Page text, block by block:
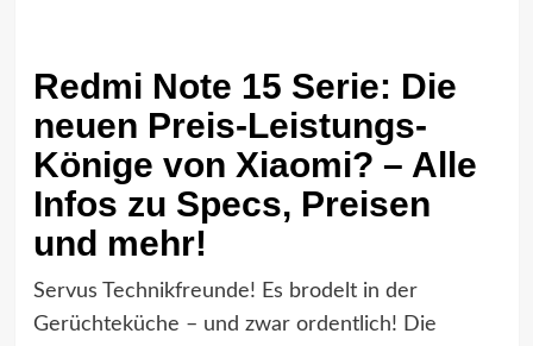
Redmi Note 15 Serie: Die
neuen Preis-Leistungs-
Könige von Xiaomi? – Alle
Infos zu Specs, Preisen
und mehr!
Servus Technikfreunde! Es brodelt in der
Gerüchteküche – und zwar ordentlich! Die